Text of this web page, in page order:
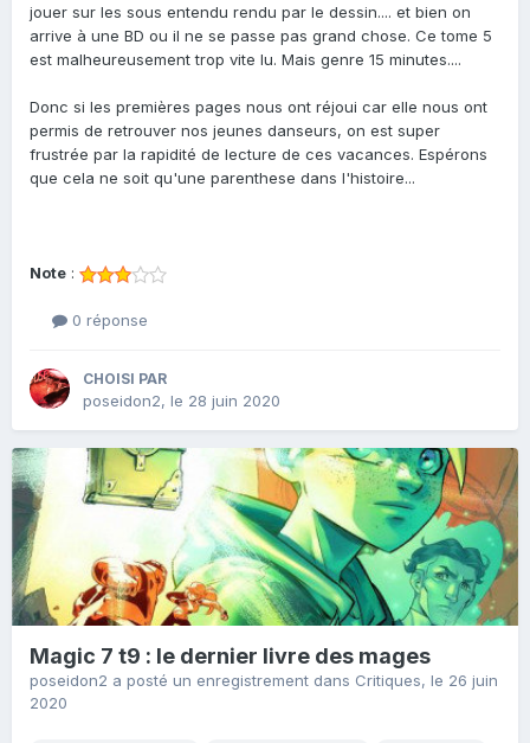
jouer sur les sous entendu rendu par le dessin.... et bien on
arrive à une BD ou il ne se passe pas grand chose. Ce tome 5
est malheureusement trop vite lu. Mais genre 15 minutes....
Donc si les premières pages nous ont réjoui car elle nous ont
permis de retrouver nos jeunes danseurs, on est super
frustrée par la rapidité de lecture de ces vacances. Espérons
que cela ne soit qu'une parenthese dans l'histoire...
Note :
0 réponse
CHOISI PAR
poseidon2, le 28 juin 2020
Magic 7 t9 : le dernier livre des mages
poseidon2 a posté un enregistrement dans Critiques, le 26 juin
2020